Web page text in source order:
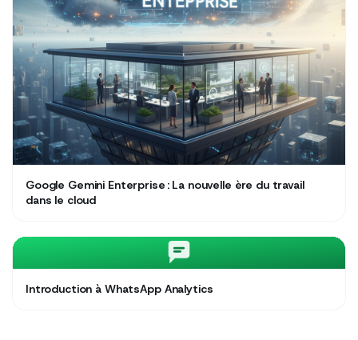
Google Gemini Enterprise : La nouvelle ère du travail
dans le cloud
Introduction à WhatsApp Analytics